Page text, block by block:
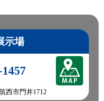
示場
西市門井1712